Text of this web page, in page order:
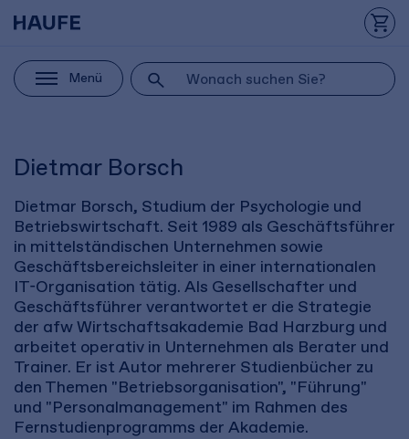
Menü
Dietmar Borsch
Dietmar Borsch, Studium der Psychologie und
Betriebswirtschaft. Seit 1989 als Geschäftsführer
in mittelständischen Unternehmen sowie
Geschäftsbereichsleiter in einer internationalen
IT-Organisation tätig. Als Gesellschafter und
Geschäftsführer verantwortet er die Strategie
der afw Wirtschaftsakademie Bad Harzburg und
arbeitet operativ in Unternehmen als Berater und
Trainer. Er ist Autor mehrerer Studienbücher zu
den Themen "Betriebsorganisation", "Führung"
und "Personalmanagement" im Rahmen des
Fernstudienprogramms der Akademie.